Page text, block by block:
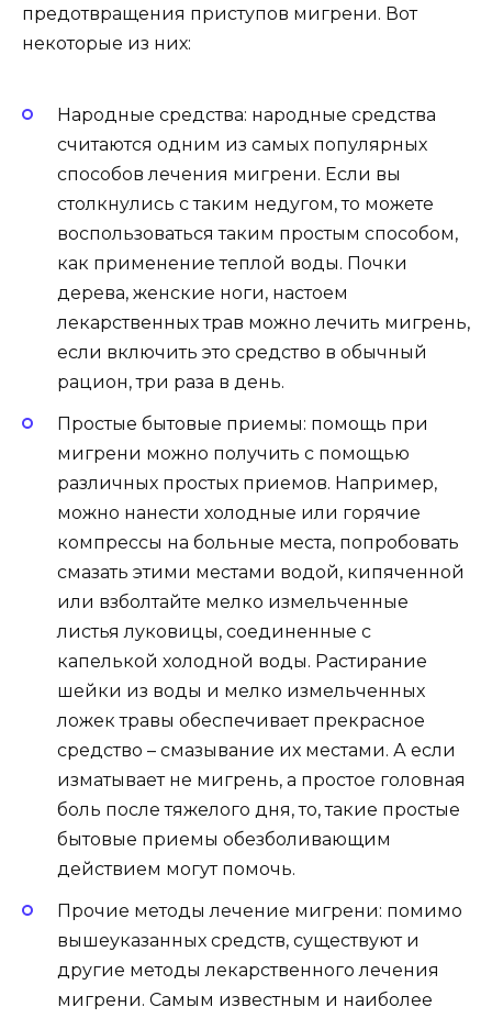
предотвращения приступов мигрени. Вот
некоторые из них:
Народные средства: народные средства
считаются одним из самых популярных
способов лечения мигрени. Если вы
столкнулись с таким недугом, то можете
воспользоваться таким простым способом,
как применение теплой воды. Почки
дерева, женские ноги, настоем
лекарственных трав можно лечить мигрень,
если включить это средство в обычный
рацион, три раза в день.
Простые бытовые приемы: помощь при
мигрени можно получить с помощью
различных простых приемов. Например,
можно нанести холодные или горячие
компрессы на больные места, попробовать
смазать этими местами водой, кипяченной
или взболтайте мелко измельченные
листья луковицы, соединенные с
капелькой холодной воды. Растирание
шейки из воды и мелко измельченных
ложек травы обеспечивает прекрасное
средство – смазывание их местами. А если
изматывает не мигрень, а простое головная
боль после тяжелого дня, то, такие простые
бытовые приемы обезболивающим
действием могут помочь.
Прочие методы лечение мигрени: помимо
вышеуказанных средств, существуют и
другие методы лекарственного лечения
мигрени. Самым известным и наиболее